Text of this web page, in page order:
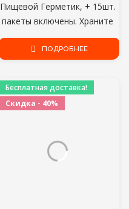
Пищевой Герметик, + 15шт.
пакеты включены. Храните
пищу свежей в течение
длительного времени под
ПОДРОБНЕЕ
Бесплатная доставка!
Скидка - 40%